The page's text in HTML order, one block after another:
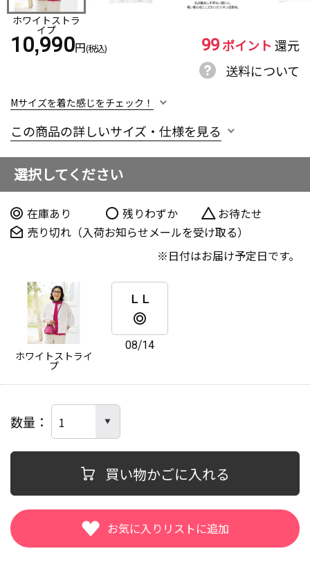
ホワイトストラ
イプ
10,990円(税込) 99ポイント 還元
送料について
Mサイズを着た感じをチェック！
この商品の詳しいサイズ・仕様を見る
選択してください
在庫あり 残りわずか
お待たせ
売り切れ（入荷お知らせメールを受け取る）
日付はお届け予定日です。
ホワイトストライ
プ
ＬＬ
08/14
数量
買い物かごに入れる